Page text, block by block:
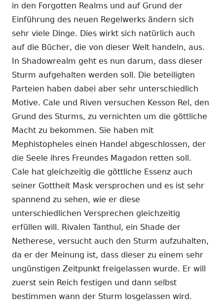
in den Forgotten Realms und auf Grund der
Einführung des neuen Regelwerks ändern sich
sehr viele Dinge. Dies wirkt sich natürlich auch
auf die Bücher, die von dieser Welt handeln, aus.
In Shadowrealm geht es nun darum, dass dieser
Sturm aufgehalten werden soll. Die beteiligten
Parteien haben dabei aber sehr unterschiedlich
Motive. Cale und Riven versuchen Kesson Rel, den
Grund des Sturms, zu vernichten um die göttliche
Macht zu bekommen. Sie haben mit
Mephistopheles einen Handel abgeschlossen, der
die Seele ihres Freundes Magadon retten soll.
Cale hat gleichzeitig die göttliche Essenz auch
seiner Gottheit Mask versprochen und es ist sehr
spannend zu sehen, wie er diese
unterschiedlichen Versprechen gleichzeitig
erfüllen will. Rivalen Tanthul, ein Shade der
Netherese, versucht auch den Sturm aufzuhalten,
da er der Meinung ist, dass dieser zu einem sehr
ungünstigen Zeitpunkt freigelassen wurde. Er will
zuerst sein Reich festigen und dann selbst
bestimmen wann der Sturm losgelassen wird.